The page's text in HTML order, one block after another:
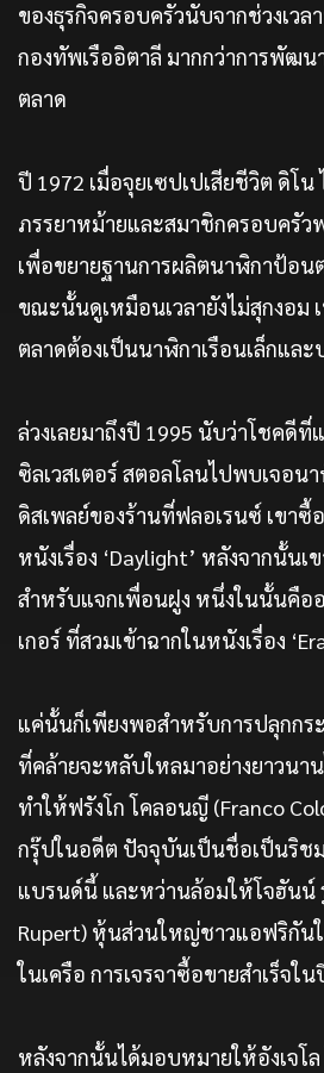
ของธุรกิจครอบครัวนับจากช่วงเวล
กองทัพเรืออิตาลี มากกว่าการพัฒ
ตลาด
ปี 1972 เมื่อจุยเซปเปเสียชีวิต ดิโ
ภรรยาหม้ายและสมาชิกครอบครัว
เพื่อขยายฐานการผลิตนาฬิกาป้อน
ขณะนั้นดูเหมือนเวลายังไม่สุกงอม
ตลาดต้องเป็นนาฬิกาเรือนเล็กและ
ล่วงเลยมาถึงปี 1995 นับว่าโชคดี
ซิลเวสเตอร์ สตอลโลนไปพบเจอน
ดิสเพลย์ของร้านที่ฟลอเรนซ์ เขาซื้
หนังเรื่อง ‘Daylight’ หลังจากนั้นเ
สำหรับแจกเพื่อนฝูง หนึ่งในนั้นคืออ
เกอร์ ที่สวมเข้าฉากในหนังเรื่อง
แค่นั้นก็เพียงพอสำหรับการปลุกก
ที่คล้ายจะหลับใหลมาอย่างยาวนา
ทำให้ฟรังโก โคลอนญี (Franco
กรุ๊ปในอดีต ปัจจุบันเป็นชื่อเป็นริช
แบรนด์นี้ และหว่านล้อมให้โจฮันน์
Rupert) หุ้นส่วนใหญ่ชาวแอฟริกัน
ในเครือ การเจรจาซื้อขายสำเร็จใ
หลังจากนั้นได้มอบหมายให้อังเจโ